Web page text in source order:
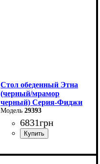
Стол обеденный Этна
(черный/мрамор
черный) Серия-Фиджи
29393
6831грн
Ширина: 120 см